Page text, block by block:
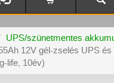
UPS/szünetmentes
12V gél-zselés UPS
life, 10év)